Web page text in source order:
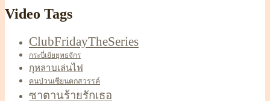
Video Tags
ClubFridayTheSeries
กระบี่เย้ยยุทธจักร
กุหลาบเล่นไฟ
คนป่วนเซียนตกสวรรค์
ซาตานร้ายรักเธอ